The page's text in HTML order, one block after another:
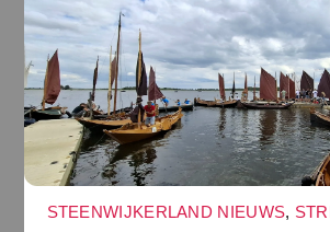
STEENWIJKERLAND NIEUWS,